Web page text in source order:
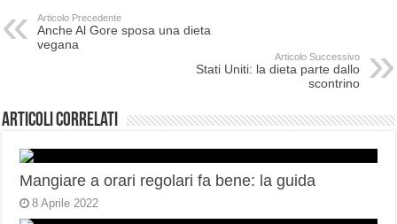
Articolo Precedente
Anche Al Gore sposa una dieta
vegana
Articolo Successivo
Stati Uniti: la dieta parte dallo
scontrino
Articoli correlati
Mangiare a orari regolari fa bene: la guida
8 Aprile 2022